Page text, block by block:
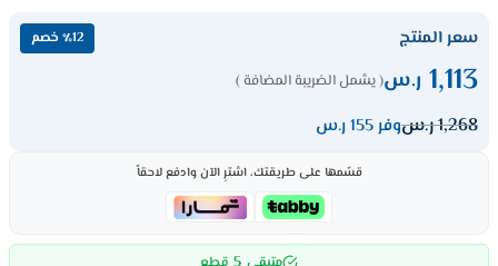
سعر المنتج ٪12 خصم
1,113 ر.س( يشمل الضريبة المضافة )
1,268ر.سوفر 155 ر.س
قسّمها على طريقتك، اشترِ الآن وادفع لاحقاً